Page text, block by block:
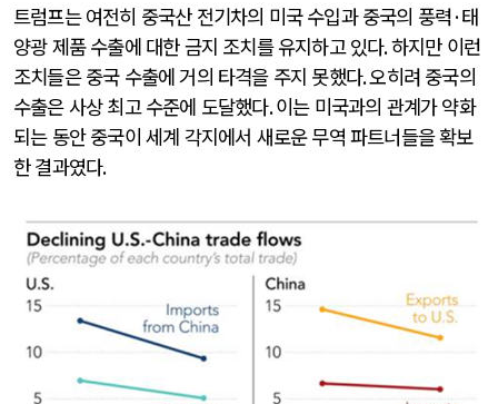
트럼프는 여전히 중국산 전기차의 미국 수입과 중국의 풍력·태
양광 제품 수출에 대한 금지 조치를 유지하고 있다.하지만 이런
조치들은 중국 수출에 거의 타격을 주지 못했다.오히려 중국의
수출은 사상 최고 수준에 도달했다.이는 미국과의 관계가 약화
되는 동안 중국이 세계 각지에서 새로운 무역 파트너들을 확보
한 결과였다.